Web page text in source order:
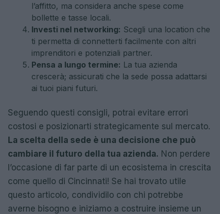
l’affitto, ma considera anche spese come
bollette e tasse locali.
Investi nel networking: Scegli una location che
ti permetta di connetterti facilmente con altri
imprenditori e potenziali partner.
Pensa a lungo termine: La tua azienda
crescerà; assicurati che la sede possa adattarsi
ai tuoi piani futuri.
Seguendo questi consigli, potrai evitare errori
costosi e posizionarti strategicamente sul mercato.
La scelta della sede è una decisione che può
cambiare il futuro della tua azienda. Non perdere
l’occasione di far parte di un ecosistema in crescita
come quello di Cincinnati! Se hai trovato utile
questo articolo, condividilo con chi potrebbe
averne bisogno e iniziamo a costruire insieme un